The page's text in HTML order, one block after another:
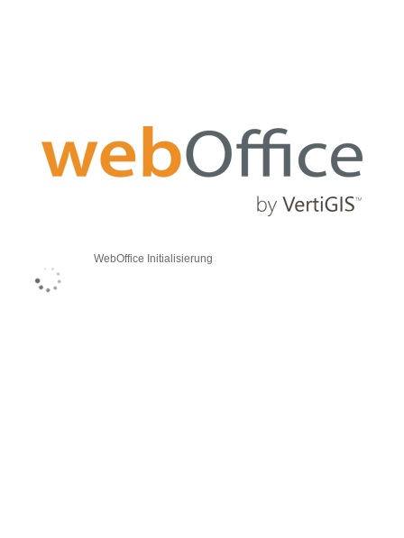
WebOffice Initialisierung